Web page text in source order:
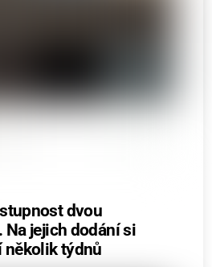
dvou
jejich dodání si
několik týdnů